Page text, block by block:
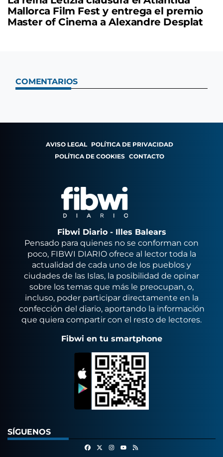
Mallorca Film Fest y entrega el premio
Master of Cinema a Alexandre Desplat
COMENTARIOS
AVISO LEGAL POLÍTICA DE PRIVACIDAD
POLÍTICA DE COOKIES CONTACTO
Fibwi Diario - Illes Balears
Pensado para quienes no se conforman con
poco, FIBWI DIARIO ofrece al lector toda la
actualidad de cada uno de los pueblos y
ciudades de las Islas, la posibilidad de opinar
sobre los temas que más le preocupan, o,
incluso, poder participar directamente en la
confección del diario, aportando la información
que quiera compartir con el resto de lectores.
Fibwi en tu smartphone
SÍGUENOS
FacebookInstagram